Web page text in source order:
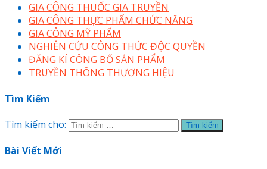
GIA CÔNG THUỐC GIA TRUYỀN
GIA CÔNG THỰC PHẨM CHỨC NĂNG
GIA CÔNG MỸ PHẨM
NGHIÊN CỨU CÔNG THỨC ĐỘC QUYỀN
ĐĂNG KÍ CÔNG BỐ SẢN PHẨM
TRUYỀN THÔNG THƯƠNG HIỆU
Tìm Kiếm
Tìm kiếm cho:
Bài Viết Mới